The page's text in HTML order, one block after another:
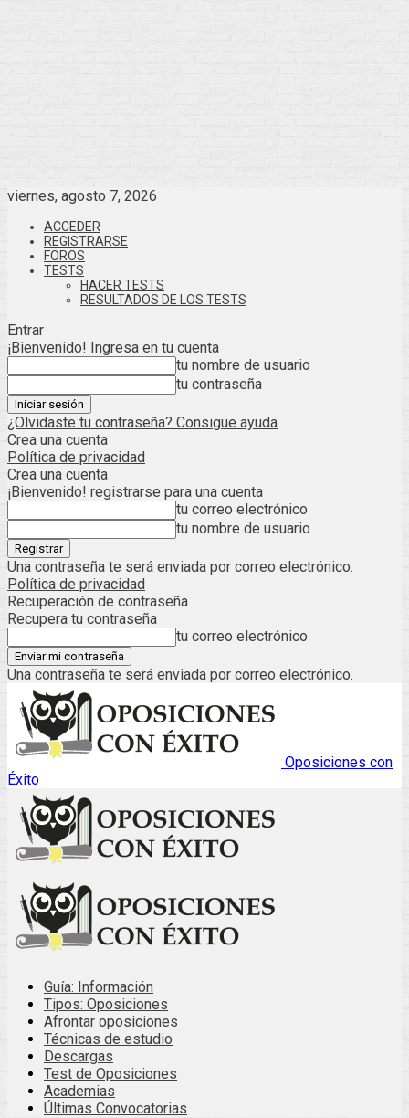
viernes, agosto 7, 2026
ACCEDER
REGISTRARSE
FOROS
TESTS
HACER TESTS
RESULTADOS DE LOS TESTS
Entrar
¡Bienvenido! Ingresa en tu cuenta
tu nombre de usuario
tu contraseña
¿Olvidaste tu contraseña? Consigue ayuda
Crea una cuenta
Política de privacidad
Crea una cuenta
¡Bienvenido! registrarse para una cuenta
tu correo electrónico
tu nombre de usuario
Una contraseña te será enviada por correo electrónico.
Política de privacidad
Recuperación de contraseña
Recupera tu contraseña
tu correo electrónico
Una contraseña te será enviada por correo electrónico.
Oposiciones con
Éxito
Guía: Información
Tipos: Oposiciones
Afrontar oposiciones
Técnicas de estudio
Descargas
Test de Oposiciones
Academias
Últimas Convocatorias